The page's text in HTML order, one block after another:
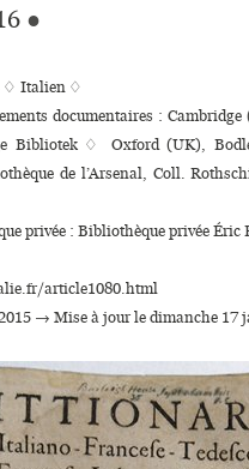
●
♢ Italien ♢
documentaires :
Bibliotek ♢ Oxford (UK),
de l’Arsenal, Coll.
privée : Bibliothèque privée Éric
article1080.html
→ Mise à jour le dimanche 17